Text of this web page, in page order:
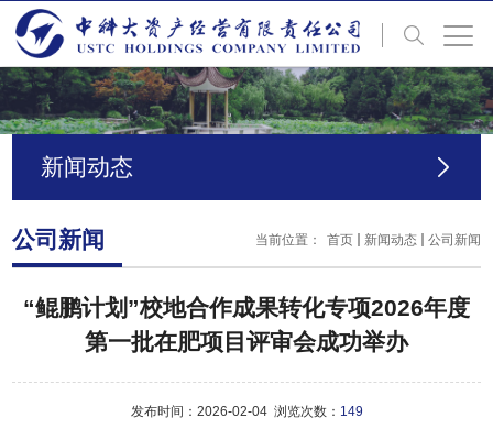
新闻动态
公司新闻 当前位置： 首页 新闻动态 公司新闻
“鲲鹏计划”校地合作成果转化专项2026年度
第一批在肥项目评审会成功举办
发布时间：2026-02-04 浏览次数： 149